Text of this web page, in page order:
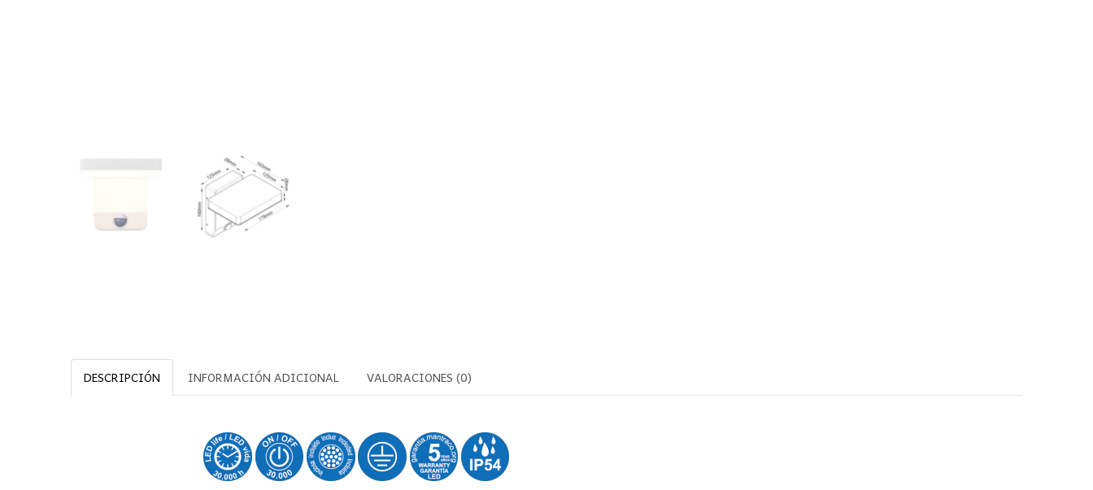
DESCRIPCIÓN INFORMACIÓN ADICIONAL VALORACIONES (0)